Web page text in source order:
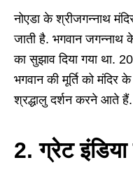
नोएडा के श्रीजगन्नाथ
जाती है. भगवान जगन्नाथ
का सुझाव दिया गया था.
भगवान की मूर्ति को
श्रद्धालु दर्शन करने आते हैं.
2. ग्रेट